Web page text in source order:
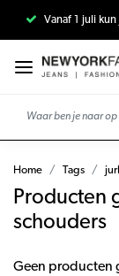
Vanaf 1 juli
Home Tags
Producten
schouders
Geen producten